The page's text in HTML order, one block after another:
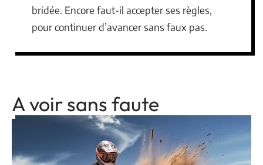
bridée. Encore faut-il accepter ses règles,
pour continuer d’avancer sans faux pas.
A voir sans faute